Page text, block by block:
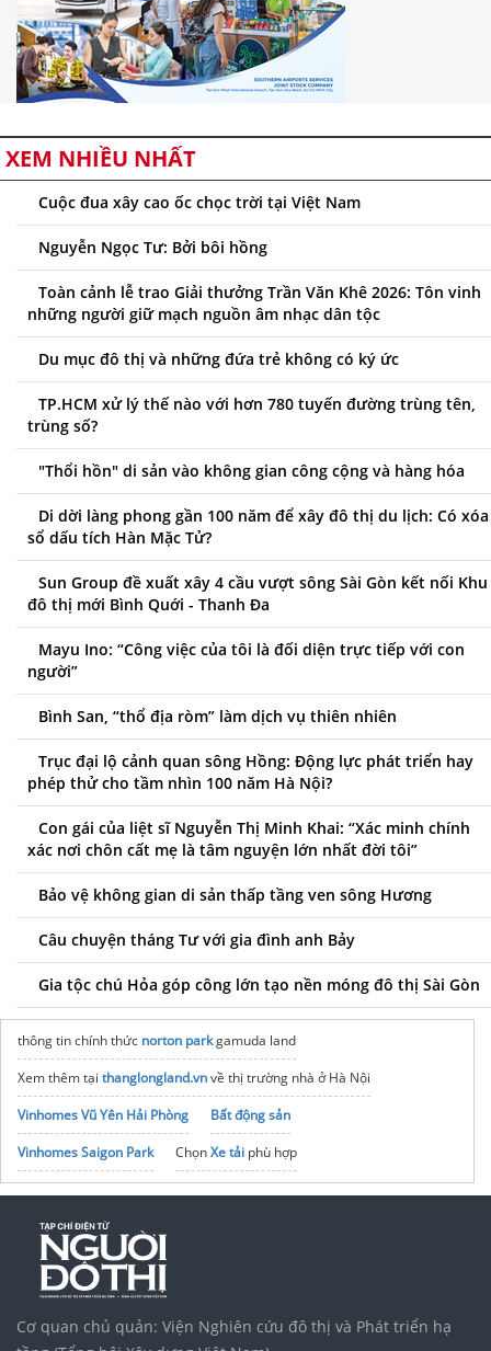
XEM NHIỀU NHẤT
Cuộc đua xây cao ốc chọc trời tại Việt Nam
Nguyễn Ngọc Tư: Bởi bôi hồng
Toàn cảnh lễ trao Giải thưởng Trần Văn Khê 2026: Tôn vinh
những người giữ mạch nguồn âm nhạc dân tộc
Du mục đô thị và những đứa trẻ không có ký ức
TP.HCM xử lý thế nào với hơn 780 tuyến đường trùng tên,
trùng số?
"Thổi hồn" di sản vào không gian công cộng và hàng hóa
Di dời làng phong gần 100 năm để xây đô thị du lịch: Có xóa
sổ dấu tích Hàn Mặc Tử?
Sun Group đề xuất xây 4 cầu vượt sông Sài Gòn kết nối Khu
đô thị mới Bình Quới - Thanh Đa
Mayu Ino: “Công việc của tôi là đối diện trực tiếp với con
người”
Bình San, “thổ địa ròm” làm dịch vụ thiên nhiên
Trục đại lộ cảnh quan sông Hồng: Động lực phát triển hay
phép thử cho tầm nhìn 100 năm Hà Nội?
Con gái của liệt sĩ Nguyễn Thị Minh Khai: “Xác minh chính
xác nơi chôn cất mẹ là tâm nguyện lớn nhất đời tôi”
Bảo vệ không gian di sản thấp tầng ven sông Hương
Câu chuyện tháng Tư với gia đình anh Bảy
Gia tộc chú Hỏa góp công lớn tạo nền móng đô thị Sài Gòn
thông tin chính thức norton parkgamuda land
Xem thêm tại thanglongland.vnvề thị trường nhà ở Hà Nội
Vinhomes Vũ Yên Hải Phòng
Bất động sản
Vinhomes Saigon Park
ChọnXe tải phù hợp
Giásuzuki eeco van 2026mới
noxh K Home Avenue Nhơn Trạch
Tập đoàn Bcons Group
Cơ quan chủ quản: Viện Nghiên cứu đô thị và Phát triển hạ